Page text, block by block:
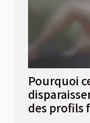
Pourquoi
des profils